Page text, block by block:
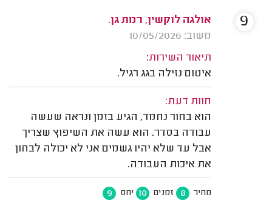
אולגה לוקשין, רמת גן.
משוב: 10/05/2026
תיאור השירות:
איטום נזילה בגג רגיל.
חוות דעת:
הוא בחור נחמד, הגיע בזמן ונראה שעשה
עבודה בסדר. הוא עשה את השיפוץ שצריך
אבל עד שלא יהיו גשמים אני לא יכולה לבחון
את איכות העבודה.
מחיר 8 זמנים 10 יחס 9
9